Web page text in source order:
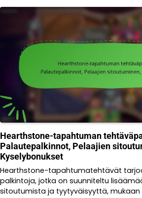
Hearthstone-tapahtuman
Palautepalkinnot, Pelaajien
Kyselybonukset
Hearthstone-tapahtumatehtävät
palkintoja, jotka on suunniteltu
sitoutumista ja tyytyväisyyttä, mukaan